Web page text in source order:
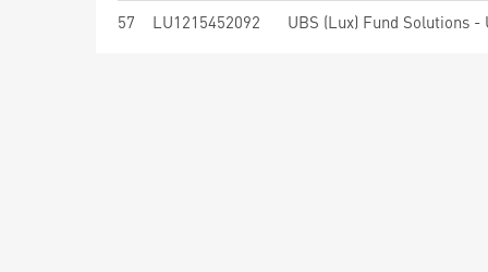
57 LU1215452092